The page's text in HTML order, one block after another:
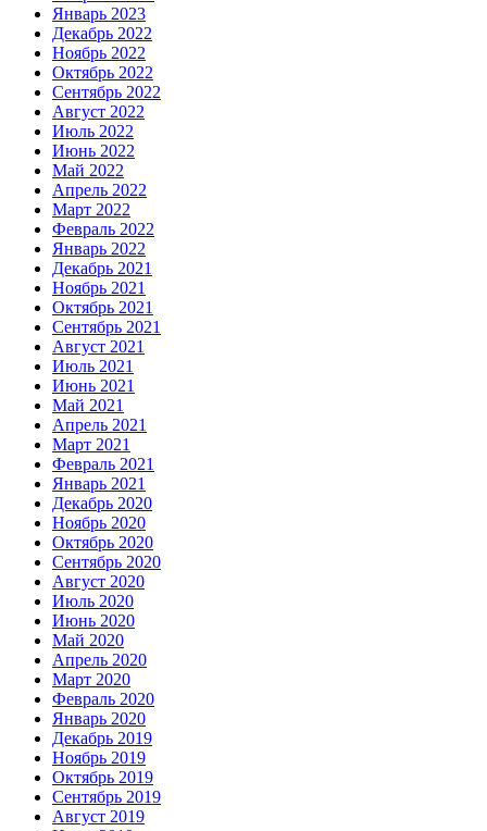
Январь 2023
Декабрь 2022
Ноябрь 2022
Октябрь 2022
Сентябрь 2022
Август 2022
Июль 2022
Июнь 2022
Май 2022
Апрель 2022
Март 2022
Февраль 2022
Январь 2022
Декабрь 2021
Ноябрь 2021
Октябрь 2021
Сентябрь 2021
Август 2021
Июль 2021
Июнь 2021
Май 2021
Апрель 2021
Март 2021
Февраль 2021
Январь 2021
Декабрь 2020
Ноябрь 2020
Октябрь 2020
Сентябрь 2020
Август 2020
Июль 2020
Июнь 2020
Май 2020
Апрель 2020
Март 2020
Февраль 2020
Январь 2020
Декабрь 2019
Ноябрь 2019
Октябрь 2019
Сентябрь 2019
Август 2019